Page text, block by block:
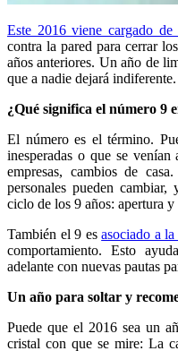
Este 2016 viene cargado de
contra la pared para cerrar
años anteriores. Un año de
que a nadie dejará indiferente.
¿Qué significa el número 9
El número es el término.
inesperadas o que se venían
empresas, cambios de
personales pueden
ciclo de los 9 años: apertura y
También el 9 esasociado a
comportamiento. Esto
adelante con nuevas pautas
Un año para soltar y
Puede que el 2016 sea un
cristal con que se mire: La